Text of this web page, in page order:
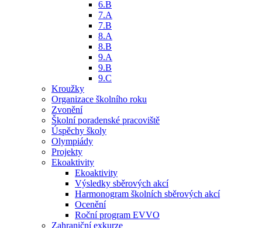
6.B
7.A
7.B
8.A
8.B
9.A
9.B
9.C
Kroužky
Organizace školního roku
Zvonění
Školní poradenské pracoviště
Úspěchy školy
Olympiády
Projekty
Ekoaktivity
Ekoaktivity
Výsledky sběrových akcí
Harmonogram školních sběrových akcí
Ocenění
Roční program EVVO
Zahraniční exkurze